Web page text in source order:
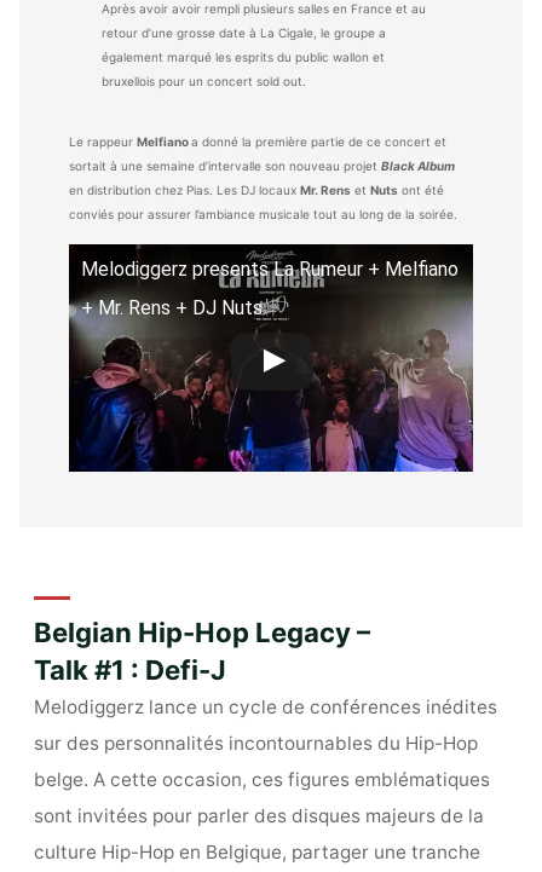
Après avoir avoir rempli plusieurs salles en France et au
retour d’une grosse date à La Cigale, le groupe a
également marqué les esprits du public wallon et
bruxellois pour un concert sold out.
Le rappeurMelfianoa donné la première partie de ce concert et
sortait à une semaine d’intervalle son nouveau projetBlack Album
en distribution chez Pias. Les DJ locauxMr. Rens etNuts ont été
conviés pour assurer l’ambiance musicale tout au long de la soirée.
Melodiggerz presents La Rumeur + Melfiano
+ Mr. Rens + DJ Nuts
Belgian Hip-Hop Legacy –
Talk #1 : Defi-J
Melodiggerz lance un cycle de conférences inédites
sur des personnalités incontournables du Hip-Hop
belge. A cette occasion, ces figures emblématiques
sont invitées pour parler des disques majeurs de la
culture Hip-Hop en Belgique, partager une tranche